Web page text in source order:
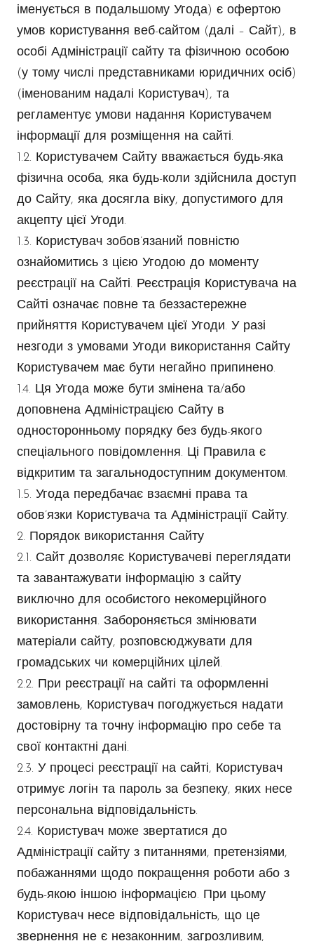
іменується в подальшому Угода) є офертою
умов користування веб-сайтом (далі – Сайт), в
особі Адміністрації сайту та фізичною особою
(у тому числі представниками юридичних осіб)
(іменованим надалі Користувач), та
регламентує умови надання Користувачем
інформації для розміщення на сайті.
1.2. Користувачем Сайту вважається будь-яка
фізична особа, яка будь-коли здійснила доступ
до Сайту, яка досягла віку, допустимого для
акцепту цієї Угоди.
1.3. Користувач зобов’язаний повністю
ознайомитись з цією Угодою до моменту
реєстрації на Сайті. Реєстрація Користувача на
Сайті означає повне та беззастережне
прийняття Користувачем цієї Угоди. У разі
незгоди з умовами Угоди використання Сайту
Користувачем має бути негайно припинено.
1.4. Ця Угода може бути змінена та/або
доповнена Адміністрацією Сайту в
односторонньому порядку без будь-якого
спеціального повідомлення. Ці Правила є
відкритим та загальнодоступним документом.
1.5. Угода передбачає взаємні права та
обов’язки Користувача та Адміністрації Сайту.
2. Порядок використання Сайту
2.1. Сайт дозволяє Користувачеві переглядати
та завантажувати інформацію з сайту
виключно для особистого некомерційного
використання. Забороняється змінювати
матеріали сайту, розповсюджувати для
громадських чи комерційних цілей.
2.2. При реєстрації на сайті та оформленні
замовлень, Користувач погоджується надати
достовірну та точну інформацію про себе та
свої контактні дані.
2.3. У процесі реєстрації на сайті, Користувач
отримує логін та пароль за безпеку, яких несе
персональна відповідальність.
2.4. Користувач може звертатися до
Адміністрації сайту з питаннями, претензіями,
побажаннями щодо покращення роботи або з
будь-якою іншою інформацією. При цьому
Користувач несе відповідальність, що це
звернення не є незаконним, загрозливим,